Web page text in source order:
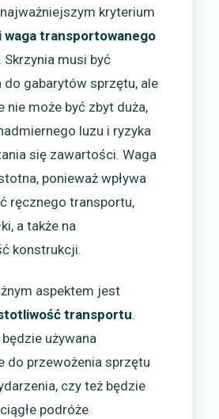
kryterium
waga transportowanego
. Skrzynia musi być
do gabarytów sprzętu, ale
nie może być zbyt duża,
luzu i ryzyka
się zawartości. Waga
ponieważ wpływa
ręcznego transportu,
a także na
konstrukcji.
aspektem jest
transportu.
używana
do przewożenia sprzętu
czy też będzie
podróże